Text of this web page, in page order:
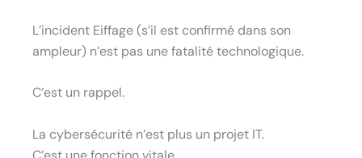
L’incident Eiffage (s’il est confirmé dans son
ampleur) n’est pas une fatalité technologique.
C’est un rappel.
La cybersécurité n’est plus un projet IT.